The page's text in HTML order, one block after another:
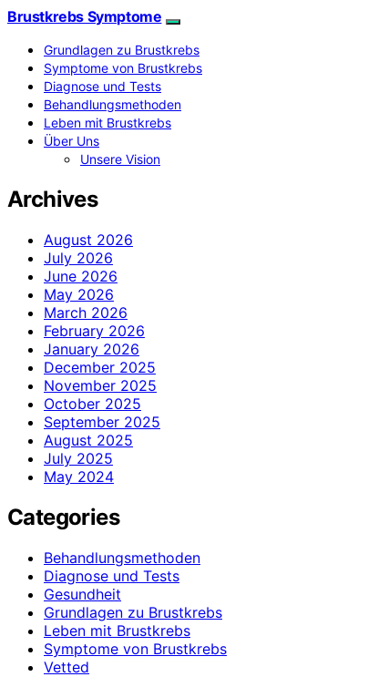
Brustkrebs Symptome
Grundlagen zu Brustkrebs
Symptome von Brustkrebs
Diagnose und Tests
Behandlungsmethoden
Leben mit Brustkrebs
Über Uns
Unsere Vision
Archives
August 2026
July 2026
June 2026
May 2026
March 2026
February 2026
January 2026
December 2025
November 2025
October 2025
September 2025
August 2025
July 2025
May 2024
Categories
Behandlungsmethoden
Diagnose und Tests
Gesundheit
Grundlagen zu Brustkrebs
Leben mit Brustkrebs
Symptome von Brustkrebs
Vetted